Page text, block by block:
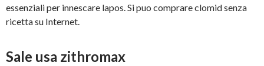
essenziali per innescare lapos. Si puo comprare clomid senza
ricetta su Internet.
Sale usa zithromax